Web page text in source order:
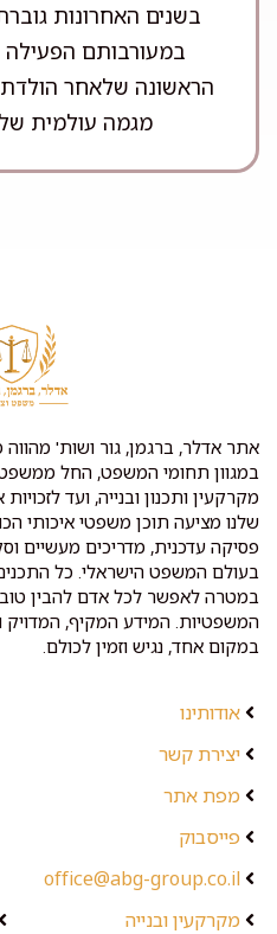
בשנים האחרונות
במעורבותם
הראשונה שלאחר הולדת
מגמה עולמית של
אתר אדלר, ברגמן, גור ושות'
במגוון תחומי המשפט, החל ממשפט
מקרקעין ותכנון ובנייה, ועד
שלנו מציעה תוכן משפטי איכותי
פסיקה עדכנית, מדריכים מעשיים
בעולם המשפט הישראלי. כל
במטרה לאפשר לכל אדם להבין טוב
המשפטיות. המידע המקיף, המדויק
במקום אחד, נגיש וזמין לכולם.
אודותינו
יצירת קשר
מפת אתר
פייסבוק
office@abg-group.co.il
מקרקעין ובנייה